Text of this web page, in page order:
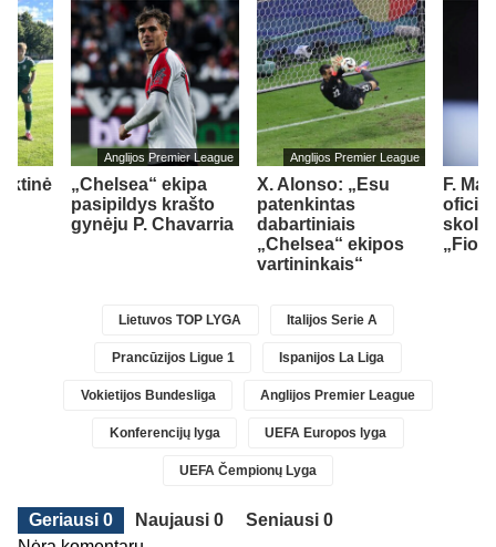
Anglijos Premier League
„Chelsea“ ekipa
pasipildys krašto
gynėju P. Chavarria
Anglijos Premier League
X. Alonso: „Esu
patenkintas
dabartiniais
„Chelsea“ ekipos
vartininkais“
F.
Lietuvos TOP LYGA Italijos Serie A
Prancūzijos Ligue 1 Ispanijos La Liga
Vokietijos Bundesliga Anglijos Premier League
Konferencijų lyga UEFA Europos lyga
UEFA Čempionų Lyga
Geriausi 0 Naujausi 0
Seniausi 0